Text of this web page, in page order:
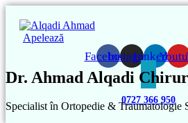
Apelează
FacebookInstagramLinkedin
0727 366 950
Dr. Ahmad Alqadi
Specialist în Ortopedie & Traumatologie